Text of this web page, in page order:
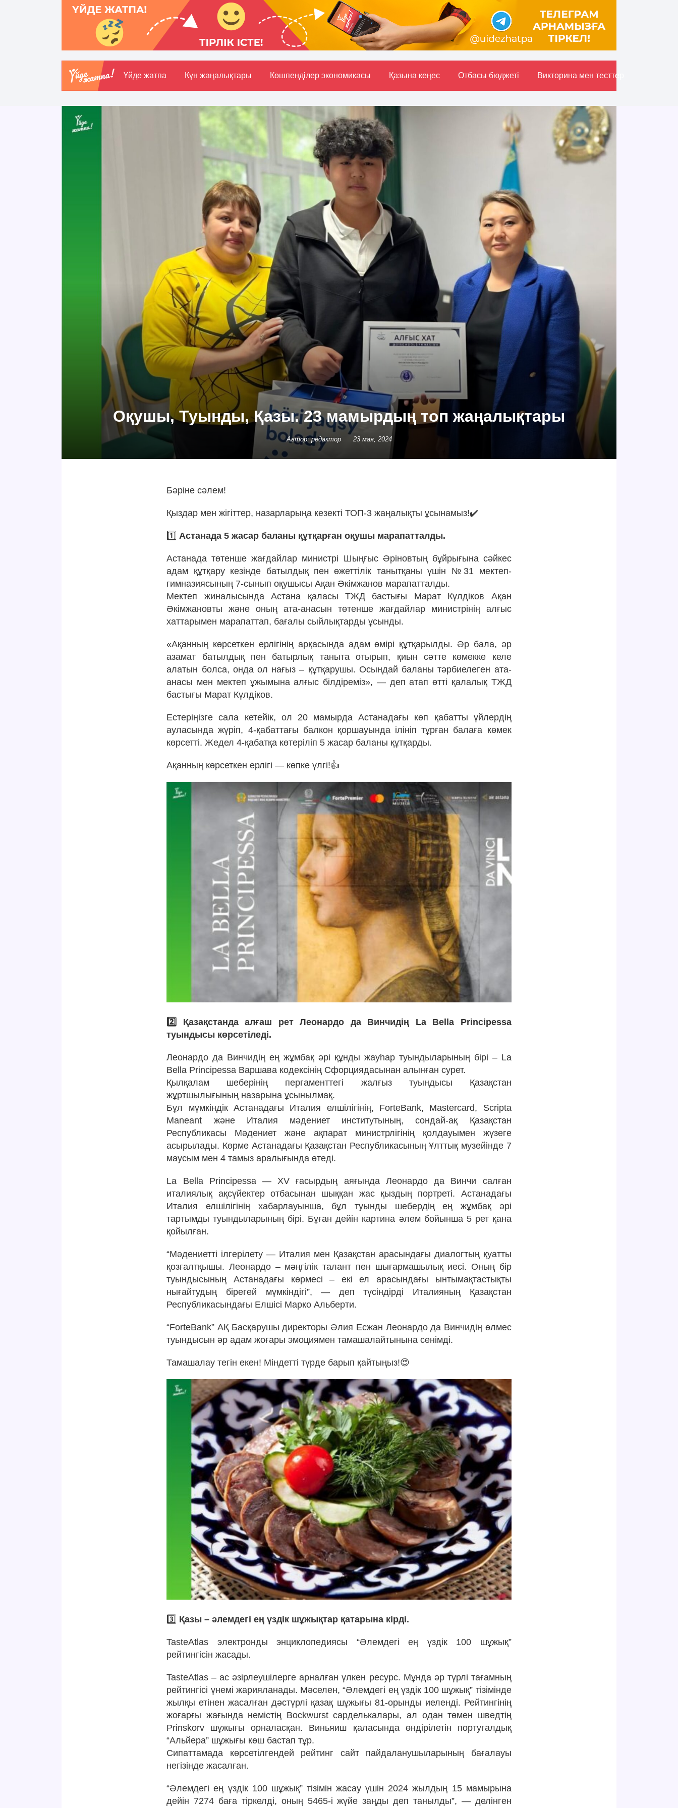
Үйде жатпа Күн жаңалықтары Көшпенділер экономикасы Қазына кеңес Отбасы бюджетi Викторина мен тесттер
Оқушы, Туынды, Қазы. 23 мамырдың топ жаңалықтары
Автор: редактор 23 мая, 2024
Бәріне сәлем!
Қыздар мен жігіттер, назарларыңа кезекті ТОП-3 жаңалықты ұсынамыз!✔️
1️⃣Астанада 5 жасар баланы құтқарған оқушы марапатталды.
Астанада төтенше жағдайлар министрі Шыңғыс Әріновтың бұйрығына сәйкес
адам құтқару кезінде батылдық пен өжеттілік танытқаны үшін №31 мектеп-
гимназиясының 7-сынып оқушысы Ақан Әкімжанов марапатталды.
Мектеп жиналысында Астана қаласы ТЖД бастығы Марат Күлдіков Ақан
Әкімжановты және оның ата-анасын төтенше жағдайлар министрінің алғыс
хаттарымен марапаттап, бағалы сыйлықтарды ұсынды.
«Ақанның көрсеткен ерлігінің арқасында адам өмірі құтқарылды. Әр бала, әр
азамат батылдық пен батырлық таныта отырып, қиын сәтте көмекке келе
алатын болса, онда ол нағыз – құтқарушы. Осындай баланы тәрбиелеген ата-
анасы мен мектеп ұжымына алғыс білдіреміз», — деп атап өтті қалалық ТЖД
бастығы Марат Күлдіков.
Естеріңізге сала кетейік, ол 20 мамырда Астанадағы көп қабатты үйлердің
ауласында жүріп, 4-қабаттағы балкон қоршауында ілініп тұрған балаға көмек
көрсетті. Жедел 4-қабатқа көтеріліп 5 жасар баланы құтқарды.
Ақанның көрсеткен ерлігі — көпке үлгі!👍
2️⃣ Қазақстанда алғаш рет Леонардо да Винчидің La Bella Principessa
туындысы көрсетіледі.
Леонардо да Винчидің ең жұмбақ әрі құнды жауһар туындыларының бірі – La
Bella Principessa Варшава кодексінің Сфорциядасынан алынған сурет.
Қылқалам шеберінің пергаменттегі жалғыз туындысы Қазақстан
жұртшылығының назарына ұсынылмақ.
Бұл мүмкіндік Астанадағы Италия елшілігінің, ForteBank, Mastercard, Scripta
Maneant және Италия мәдениет институтының, сондай-ақ Қазақстан
Республикасы Мәдениет және ақпарат министрлігінің қолдауымен жүзеге
асырылады. Көрме Астанадағы Қазақстан Республикасының Ұлттық музейінде 7
маусым мен 4 тамыз аралығында өтеді.
La Bella Principessa — XV ғасырдың аяғында Леонардо да Винчи салған
италиялық ақсүйектер отбасынан шыққан жас қыздың портреті. Астанадағы
Италия елшілігінің хабарлауынша, бұл туынды шебердің ең жұмбақ әрі
тартымды туындыларының бірі. Бұған дейін картина әлем бойынша 5 рет қана
қойылған.
“Мәдениетті ілгерілету — Италия мен Қазақстан арасындағы диалогтың қуатты
қозғалтқышы. Леонардо – мәңгілік талант пен шығармашылық иесі. Оның бір
туындысының Астанадағы көрмесі – екі ел арасындағы ынтымақтастықты
нығайтудың бірегей мүмкіндігі”, — деп түсіндірді Италияның Қазақстан
Республикасындағы Елшісі Марко Альберти.
“ForteBank” АҚ Басқарушы директоры Әлия Есжан Леонардо да Винчидің өлмес
туындысын әр адам жоғары эмоциямен тамашалайтынына сенімді.
Тамашалау тегін екен! Міндетті түрде барып қайтыңыз!😍
3️⃣ Қазы – әлемдегі ең үздік шұжықтар қатарына кірді.
TasteAtlas электронды энциклопедиясы “Әлемдегі ең үздік 100 шұжық”
рейтингісін жасады.
TasteAtlas – ас әзірлеушілерге арналған үлкен ресурс. Мұнда әр түрлі тағамның
рейтингісі үнемі жарияланады. Мәселен, “Әлемдегі ең үздік 100 шұжық” тізімінде
жылқы етінен жасалған дәстүрлі қазақ шұжығы 81-орынды иеленді. Рейтингінің
жоғарғы жағында немістің Bockwurst сарделькалары, ал одан төмен шведтің
Prinskorv шұжығы орналасқан. Виньяиш қаласында өндірілетін португалдық
“Альйера” шұжығы көш бастап тұр.
Сипаттамада көрсетілгендей рейтинг сайт пайдаланушыларының бағалауы
негізінде жасалған.
“Әлемдегі ең үздік 100 шұжық” тізімін жасау үшін 2024 жылдың 15 мамырына
дейін 7274 баға тіркелді, оның 5465-і жүйе заңды деп танылды”, — делінген